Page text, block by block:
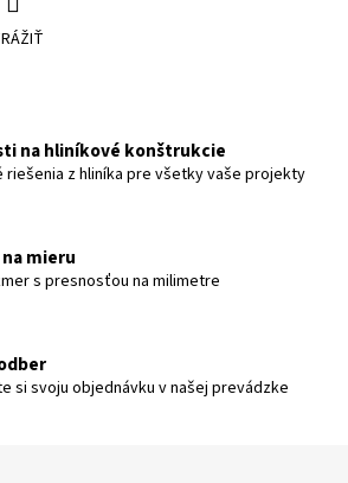
na hliníkové konštrukcie
riešenia z hliníka pre všetky vaše projekty
mieru
s presnosťou na milimetre
si svoju objednávku v našej prevádzke